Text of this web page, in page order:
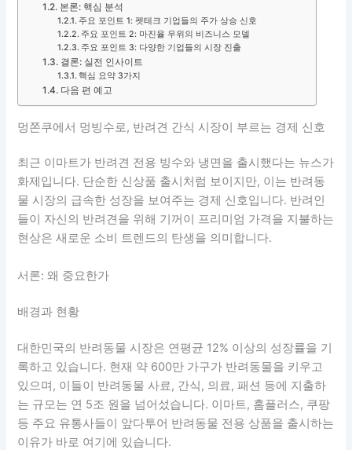
본론: 핵심 분석
주요 포인트 1: 펫테크 기업들의 주가 상승 신호
주요 포인트 2: 마진율 우위의 비즈니스 모델
주요 포인트 3: 다양한 기업들의 시장 진출
결론: 실전 인사이트
핵심 요약 3가지
다음 편 예고
멍쫀쿠에서 멍빙수로, 반려견 간식 시장이 부르는 경제 신호
최근 이마트가 반려견 전용 빙수와 냉면을 출시했다는 뉴스가
화제입니다. 단순한 신상품 출시처럼 보이지만, 이는 반려동
물 시장의 급속한 성장을 보여주는 경제 신호입니다. 반려인
들이 자신의 반려견을 위해 기꺼이 프리미엄 가격을 지불하는
현상은 새로운 소비 트렌드의 탄생을 의미합니다.
서론: 왜 중요한가
배경과 현황
대한민국의 반려동물 시장은 연평균 12% 이상의 성장률을 기
록하고 있습니다. 현재 약 600만 가구가 반려동물을 키우고
있으며, 이들이 반려동물 사료, 간식, 의료, 패션 등에 지출하
는 규모는 연 5조 원을 넘어섰습니다. 이마트, 홈플러스, 쿠팡
등 주요 유통사들이 앞다투어 반려동물 전용 상품을 출시하는
이유가 바로 여기에 있습니다.